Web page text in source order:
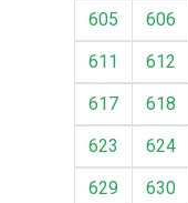
605
606
611
612
617
618
623
624
629
630